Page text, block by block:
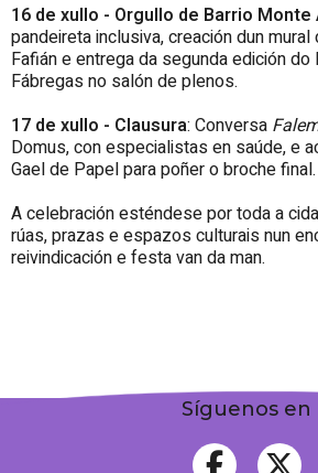
16 de xullo - Orgullo de Barrio Monte
pandeireta inclusiva, creación dun
Fafián e entrega da segunda edición do
Fábregas no salón de plenos.
17 de xullo - Clausura: Conversa
Domus, con especialistas en saúde, e
Gael de Papel para poñer o broche final.
A celebración esténdese por toda a
rúas, prazas e espazos culturais nun
reivindicación e festa van da man.
Síguenos en